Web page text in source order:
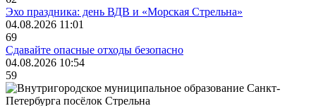
Эхо праздника: день ВДВ и «Морская Стрельна»
04.08.2026 11:01
69
Сдавайте опасные отходы безопасно
04.08.2026 10:54
59